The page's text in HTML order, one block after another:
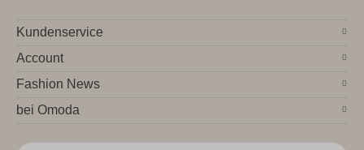
Kundenservice
Account
Fashion News
bei Omoda